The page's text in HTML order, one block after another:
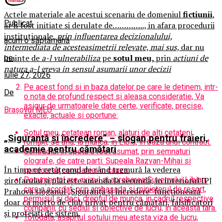
Actele materiale ale acestui scenariu de domeniulfictiunii,
ar fi fost initiate si derulate de………….., in afara procedurii
institutionale,prin influentarea decizionalului,
intermediata de acesteasimetrii relevate, mai sus, dar nu
inainte de a-l vulnerabilizape sotul meu, prin actiuni de
natura a-l greva in sensul asumarii unor decizii
Pe acest fond si in baza datelor pe care le detinem, intr-
o nota de profund respect si aleasa consideratie, Va
asigur de urmatoarele date certe, verificate, precise,
exacte, actuale si oportune:
Sotul meu, cetatean roman, alaturi de alti cetateni
romani, se afla, la munca, in Libia, in baza unui contract.
Contractul in speta a fost asumat, prin semnaturi
olografe, de catre parti: Supeala Razvan-Mihai si
condcerea companiei in cauza.
Documentul are avizul si aprobarea Guvernului Libian,
care a acordat, prin ambasada si ministerul de resort,
permisul si deci, dreptul de munca, in cadrul respective
companii, cu sediul si obiective de lucru, in aceasta tara.
Totodata, asaprtul sotului meu atesta viza de lucru,
Publicat
acum o săptămână
pe
iulie 27, 2026
De
Brașovul MEU
„Siguranță și încredere” – slogan pentru fraieri,
academie pentru cămătari
În timp ce cetățeanul de rând tremură la vederea
girofarului și plătește amenda la secundă, în interiorul IPJ
Prahova sloganul „Siguranță și încredere” funcționează
doar ca motto de club privat pentru cămătari, falsificatori
și protejați de sistem.